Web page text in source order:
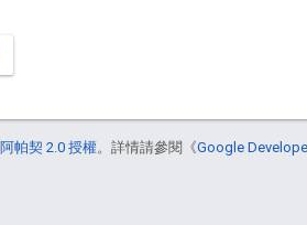
阿帕契 2.0 授權。詳情請參閱《Google